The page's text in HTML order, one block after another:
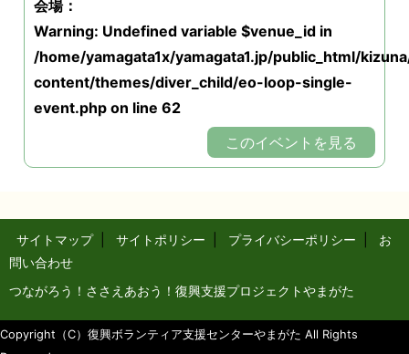
会場：
Warning: Undefined variable $venue_id in
/home/yamagata1x/yamagata1.jp/public_html/
content/themes/diver_child/eo-loop-single-
event.php on line 62
このイベントを見る
サイトマップ サイトポリシー プライバシーポリシー
お
問い合わせ
つながろう！ささえあおう！復興支援プロジェクトやまがた
Copyright（C）復興ボランティア支援センターやまがた All Rights